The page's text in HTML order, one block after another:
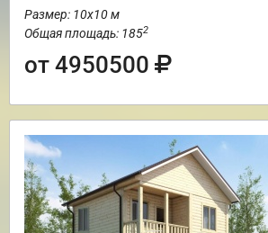
Размер: 10х10 м
Общая площадь: 1852
от 4950500